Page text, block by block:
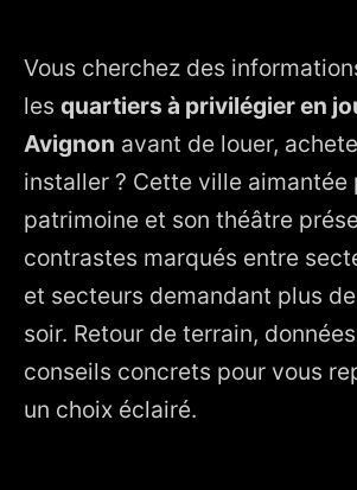
2. Chiffres-clés du contexte local
3. Contexte urbain : observations de
5. Méthode simple pour évaluer une rue
6. Se déplacer sereinement : axes et
7. Repères immobiliers et vie quotidienne
8. Comparaisons régionales et
9. Checklist rapide avant de signer
Vous cherchez des
les quartiers à privilégier en
Avignon avant de louer,
installer ? Cette ville aimantée
patrimoine et son théâtre
contrastes marqués entre
et secteurs demandant plus
soir. Retour de terrain,
conseils concrets pour vous
un choix éclairé.